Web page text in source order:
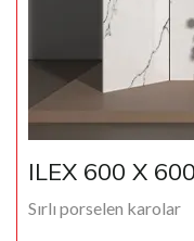
ILEX 600 X
Sırlı porselen karolar